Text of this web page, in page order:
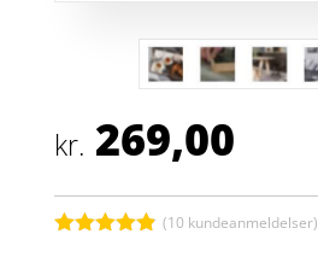
kr. 269,00
(10 kundeanmeldelser)